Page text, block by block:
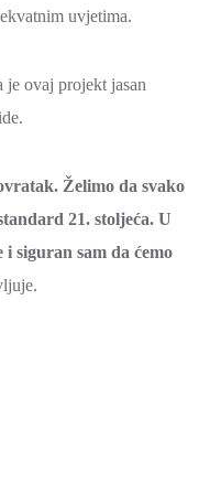
uvjetima.
je ovaj projekt jasan
Želimo da svako
21. stoljeća. U
siguran sam da ćemo